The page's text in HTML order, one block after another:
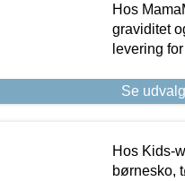
Hos
graviditet
levering
Se
Hos Kids-
børnesko,